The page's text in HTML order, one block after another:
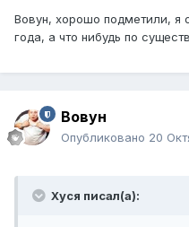
Вовун, хорошо подметили, я
года, а что нибудь по
Вовун
Опубликовано 20
Хуся писал(а):